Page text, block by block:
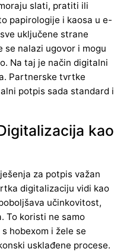
slati, pratiti ili
papirologije i kaosa u e-
uključene strane
se nalazi ugovor i mogu
Na taj je način digitalni
Partnerske tvrtke
potpis sada standard i
kao
za potpis važan
digitalizaciju vidi kao
učinkovitost,
To koristi ne samo
hobexom i žele se
usklađene procese.